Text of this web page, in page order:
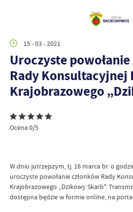
15 - 03 - 2021
Uroczyste
Rady Konsultacyjnej
Krajobrazowego
Ocena 0/5
W dniu jutrzejszym, tj. 16 marca br. o
uroczyste powołanie członków Rady
Krajobrazowego „Dzikowy Skarb".
dostępna będzie w formie online, na